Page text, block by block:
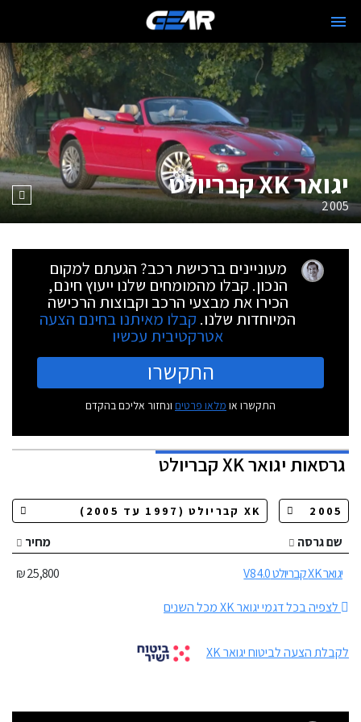
יגואר XK קבריולט
2005
מעוניינים ברכישת רכב? הגעתם למקום
הנכון. קבלו מהמומחים שלנו ייעוץ חינם,
הכירו את מבצעי הרכב וקבוצות הרכישה
המיוחדות שלנו. קבלו מאיתנו בחינם הצעה
אטרקטיבית עכשיו
התקשרו
התקשרו או מלאו פרטים ונחזור אליכם בהקדם
גרסאותיגואר XK קבריולט
שם גרסה
מחיר
יגואר XK קבריולט 4.0 V8
25,800 ₪
לצפיה בכל דגמי יגואר XK מכל השנים
לקבלת הצעה לביטוח יגואר XK